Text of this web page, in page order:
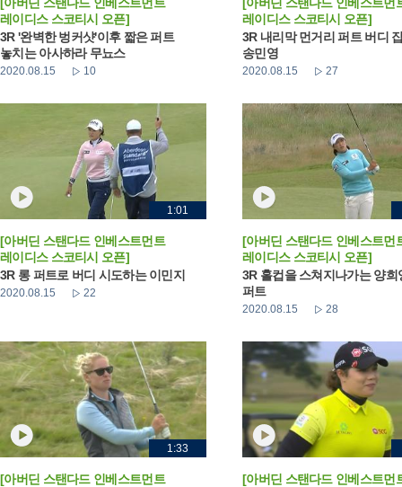
레이디스 스코티시 오픈]
3R '완벽한 벙커샷'이후 짧은 퍼트
놓치는 아사하라 무뇨스
2020.08.15 10
레이디스 스코티시 오픈]
3R 내리막 먼거리 퍼트 버디
송민영
2020.08.15 27
1:01
[아버딘 스탠다드 인베스트먼트
레이디스 스코티시 오픈]
3R 롱 퍼트로 버디 시도하는 이민지
2020.08.15 22
[아버딘 스탠다드 인베스트먼
레이디스 스코티시 오픈]
3R 홀컵을 스쳐지나가는 양희
퍼트
2020.08.15 28
1:33
[아버딘 스탠다드 인베스트먼트
[아버딘 스탠다드 인베스트먼